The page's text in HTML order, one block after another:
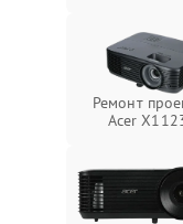
Ремонт
Acer